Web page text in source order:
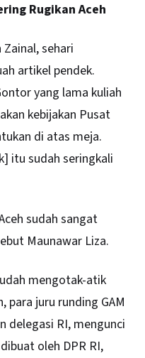
Rugikan Aceh
sehari
artikel pendek.
yang lama kuliah
kebijakan Pusat
di atas meja.
itu sudah seringkali
sudah sangat
Maunawar Liza.
mengotak-atik
para juru runding GAM
delegasi RI, mengunci
oleh DPR RI,